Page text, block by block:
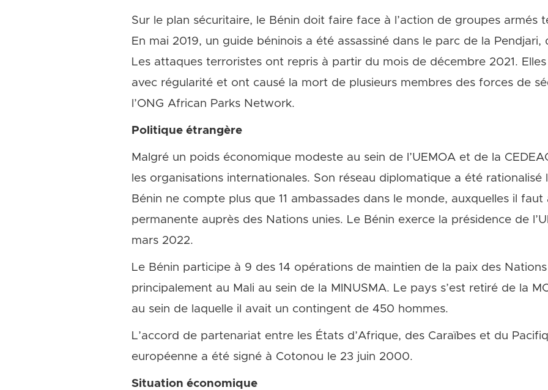
Sur le plan sécuritaire, le Bénin doit faire face à l’action de groupes armés
En mai 2019, un guide béninois a été assassiné dans le parc de la
Les attaques terroristes ont repris à partir du mois de décembre 2021.
avec régularité et ont causé la mort de plusieurs membres des forces de
l’ONG African Parks Network.
Politique étrangère
Malgré un poids économique modeste au sein de l’UEMOA et de la
les organisations internationales. Son réseau diplomatique a été rationalisé
Bénin ne compte plus que 11 ambassades dans le monde, auxquelles il
permanente auprès des Nations unies. Le Bénin exerce la présidence de
mars 2022.
Le Bénin participe à 9 des 14 opérations de maintien de la paix des
principalement au Mali au sein de la MINUSMA. Le pays s’est retiré de la
au sein de laquelle il avait un contingent de 450 hommes.
L’accord de partenariat entre les États d’Afrique, des Caraïbes et du
européenne a été signé à Cotonou le 23 juin 2000.
Situation économique